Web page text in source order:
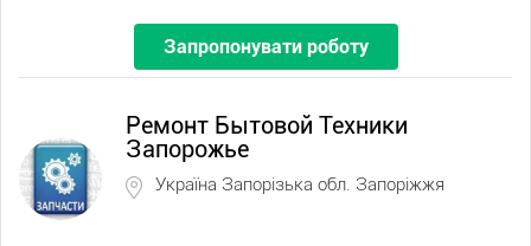
Запропонувати роботу
Ремонт Бытовой Техники
Запорожье
Україна Запорізька обл. Запоріжжя